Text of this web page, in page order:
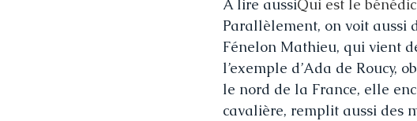
À lire aussiQui est le
Parallèlement, on voit aussi
Fénelon Mathieu, qui vient
l’exemple d’Ada de Roucy,
le nord de la France, elle
cavalière, remplit aussi des